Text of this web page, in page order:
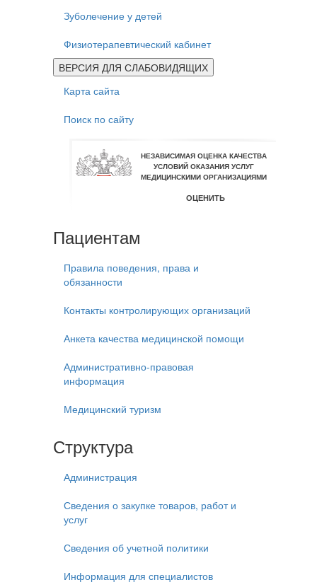
Зуболечение у детей
Физиотерапевтический кабинет
ВЕРСИЯ ДЛЯ СЛАБОВИДЯЩИХ
Карта сайта
Поиск по сайту
Пациентам
Правила поведения, права и
обязанности
Контакты контролирующих организаций
Анкета качества медицинской помощи
Административно-правовая
информация
Медицинский туризм
Структура
Администрация
Сведения о закупке товаров, работ и
услуг
Сведения об учетной политики
Информация для специалистов